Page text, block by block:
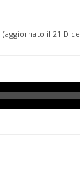
(aggiornato il 21